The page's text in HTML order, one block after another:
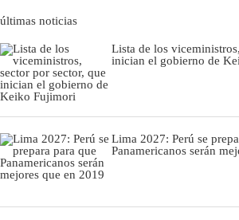
últimas noticias
Lista de los
inician el gobierno de
Lima 2027: Perú se
Panamericanos serán